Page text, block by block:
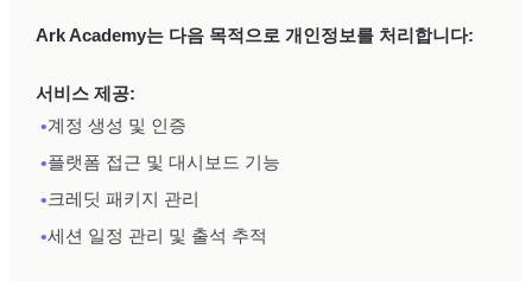
Ark Academy는 다음 목적으로 개인정보를 처리합니다:
서비스 제공:
•계정 생성 및 인증
•플랫폼 접근 및 대시보드 기능
•크레딧 패키지 관리
•세션 일정 관리 및 출석 추적